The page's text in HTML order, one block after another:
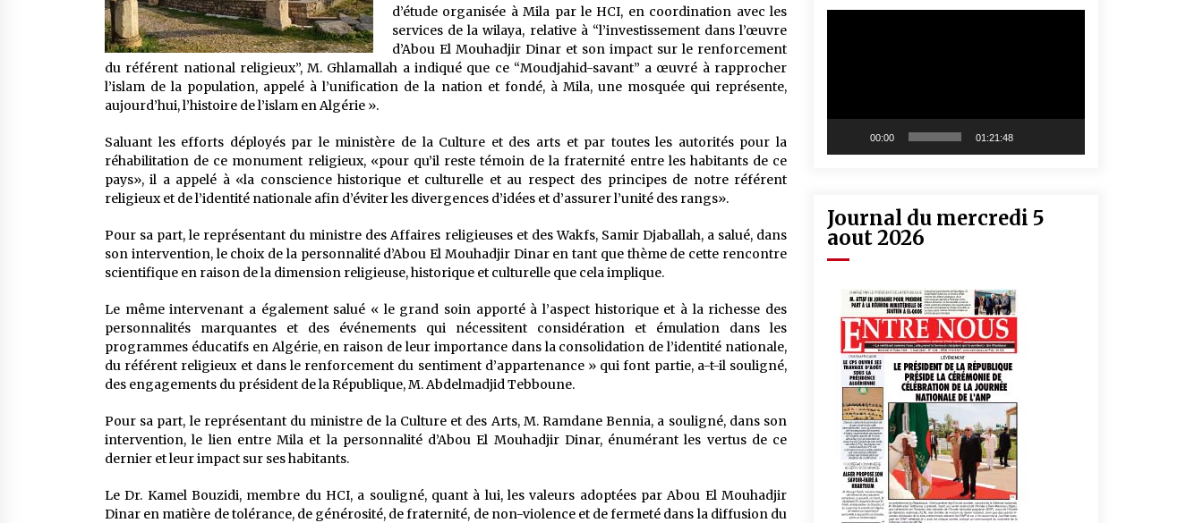
d’étude organisée à Mila par le HCI, en coordination avec les
services de la wilaya, relative à “l’investissement dans l’œuvre
d’Abou El Mouhadjir Dinar et son impact sur le renforcement
du référent national religieux”, M. Ghlamallah a indiqué que ce “Moudjahid-savant” a œuvré à rapprocher
l’islam de la population, appelé à l’unification de la nation et fondé, à Mila, une mosquée qui représente,
aujourd’hui, l’histoire de l’islam en Algérie ».
Saluant les efforts déployés par le ministère de la Culture et des arts et par toutes les autorités pour la
réhabilitation de ce monument religieux, «pour qu’il reste témoin de la fraternité entre les habitants de ce
pays», il a appelé à «la conscience historique et culturelle et au respect des principes de notre référent
religieux et de l’identité nationale afin d’éviter les divergences d’idées et d’assurer l’unité des rangs».
Pour sa part, le représentant du ministre des Affaires religieuses et des Wakfs, Samir Djaballah, a salué, dans
son intervention, le choix de la personnalité d’Abou El Mouhadjir Dinar en tant que thème de cette rencontre
scientifique en raison de la dimension religieuse, historique et culturelle que cela implique.
Le même intervenant a également salué « le grand soin apporté à l’aspect historique et à la richesse des
personnalités marquantes et des événements qui nécessitent considération et émulation dans les
programmes éducatifs en Algérie, en raison de leur importance dans la consolidation de l’identité nationale,
du référent religieux et dans le renforcement du sentiment d’appartenance » qui font partie, a-t-il souligné,
des engagements du président de la République, M. Abdelmadjid Tebboune.
Pour sa part, le représentant du ministre de la Culture et des Arts, M. Ramdane Bennia, a souligné, dans son
intervention, le lien entre Mila et la personnalité d’Abou El Mouhadjir Dinar, énumérant les vertus de ce
dernier et leur impact sur ses habitants.
Le Dr. Kamel Bouzidi, membre du HCI, a souligné, quant à lui, les valeurs adoptées par Abou El Mouhadjir
Dinar en matière de tolérance, de générosité, de fraternité, de non-violence et de fermeté dans la diffusion du
00:00 01:21:48
Journal du mercredi 5
aout 2026